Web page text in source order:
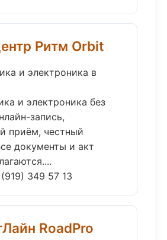
Ритм Orbit
и электроника в
и электроника без
запись,
приём, честный
документы и акт
349 57 13
RoadPro